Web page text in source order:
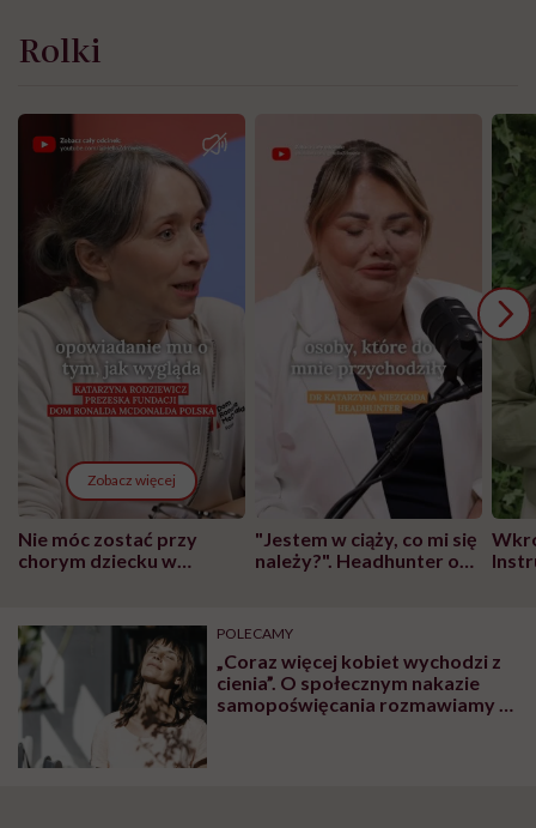
Rolki
Zobacz więcej
Nie móc zostać przy
chorym dziecku w
może chyba tylko
głupota i brak
wyobraźni"
"Jestem w ciąży, co mi się
należy?". Headhunter o
pracy
POLECAMY
„Coraz więcej kobiet wychodzi z
cienia”. O społecznym nakazie
samopoświęcania rozmawiamy z